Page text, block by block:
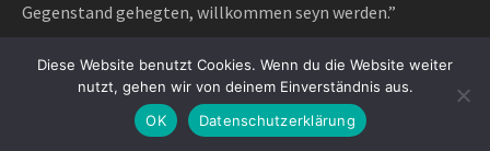
Gegenstand gehegten, willkommen seyn werden.”
Proudly powered by WordPress
Diese Website benutzt Cookies. Wenn du die Website weiter
nutzt, gehen wir von deinem Einverständnis aus.
OK
Datenschutzerklärung